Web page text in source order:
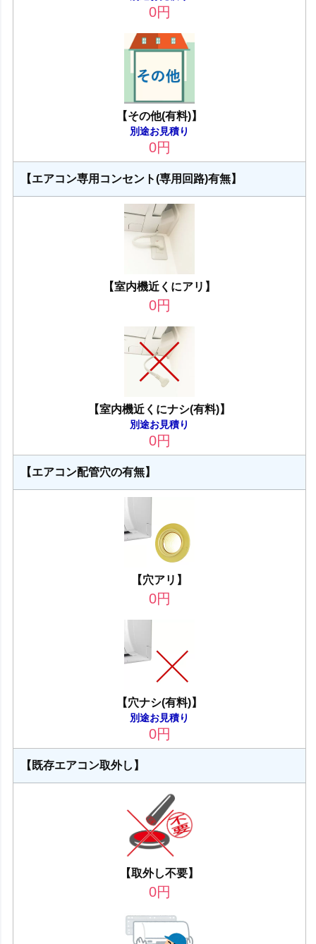
0円
【その他(有料)】
別途お見積り
0円
【エアコン専用コンセント(専用回路)有無】
【室内機近くにアリ】
0円
【室内機近くにナシ(有料)】
別途お見積り
0円
【エアコン配管穴の有無】
【穴アリ】
0円
【穴ナシ(有料)】
別途お見積り
0円
【既存エアコン取外し】
【取外し不要】
0円